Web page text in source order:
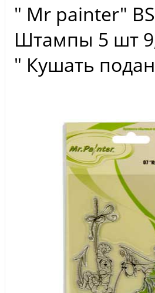
" Mr painter"
Штампы 5 шт
" Кушать